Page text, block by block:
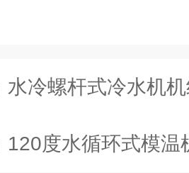
水冷螺杆式冷水机
120度水循环式模温机